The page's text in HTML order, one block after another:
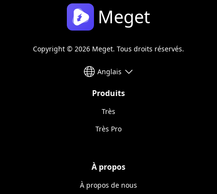
Meget
Copyright © 2026 Meget. Tous droits réservés.
Anglais
Produits
Très
Très Pro
À propos
À propos de nous